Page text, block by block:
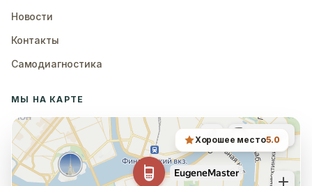
Новости
Контакты
Самодиагностика
МЫ НА КАРТЕ
Хорошее место5.0